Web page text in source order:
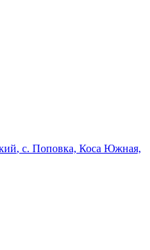
, с. Поповка, Коса Южная,